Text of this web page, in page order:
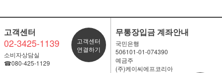
고객센터
02-3425-1139
소비자상담실
☎080-425-1129
고객센터
연결하기
무통장입금 계좌안내
국민은행
506101-01-074390
예금주
(주)케이씨에프코리아